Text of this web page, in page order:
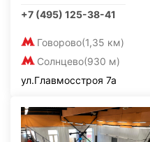
+7 (495) 125-38-41
Говорово(1,35 км)
Солнцево(930 м)
ул.Главмосстроя 7а